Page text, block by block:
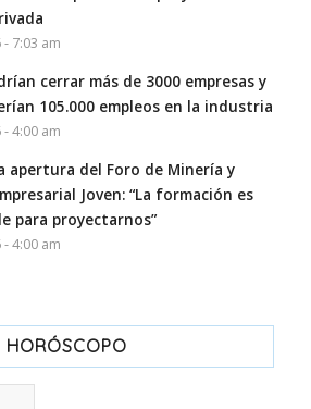
7:03 am
cerrar más de 3000 empresas y
105.000 empleos en la industria
4:00 am
apertura del Foro de Minería y
Joven: “La formación es
para proyectarnos”
4:00 am
HORÓSCOPO